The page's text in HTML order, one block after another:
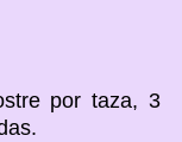
por taza, 3